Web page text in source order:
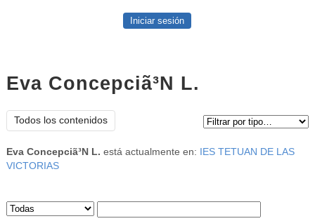
Iniciar sesión
Eva Concepciã³N L.
Todos los contenidos
Eva Concepciã³N L. está actualmente en:
IES TETUAN DE LAS
VICTORIAS
Sus archivos